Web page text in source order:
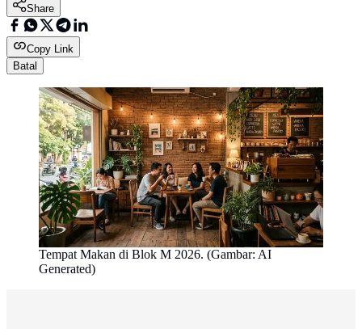
Share
Copy Link
Batal
Tempat Makan di Blok M 2026. (Gambar: AI
Generated)